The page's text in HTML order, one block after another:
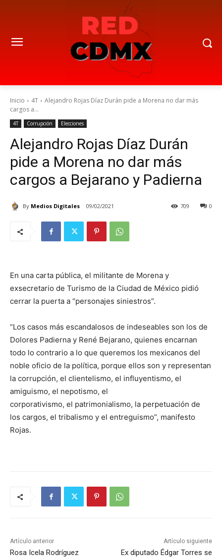
Inicio 4T
Alejandro Rojas Díaz Durán pide a Morena no dar más
cargos a...
4T Corrupción Elecciones
Alejandro Rojas Díaz Durán
pide a Morena no dar más
cargos a Bejarano y Padierna
By Medios Digitales 09/02/2021 0
709
En una carta pública, el militante de Morena y
exsecretario de Turismo de la Ciudad de México pidió
cerrar la puerta a “personajes siniestros”.
“Los casos más escandalosos de indeseables son los de
Dolores Padierna y René Bejarano, quienes encarnan
todo lo contrario a lo que queremos los mexicanos del
noble oficio de la política, porque ellos son y representan
la corrupción, el clientelismo, el influyentismo, el
amiguismo, el nepotismo, el
corporativismo, el patrimonialismo, la perpetuación de
los cargos, el tribalismo y el entreguismo”, manifesto
Rojas.
Artículo anterior
Rosa Icela Rodríguez
Artículo siguiente
Ex diputado Édgar Torres se